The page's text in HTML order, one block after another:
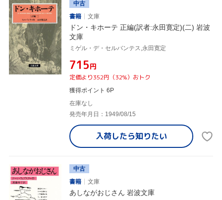
中古
書籍
文庫
ドン・キホーテ 正編(訳者:永田寛定)(二) 岩波
文庫
ミゲル・デ・セルバンテス,永田寛定
¥715円
定価より352円（32%）おトク
獲得ポイント 6P
在庫なし
発売年月日：1949/08/15
入荷したら知りたい
中古
書籍
文庫
あしながおじさん 岩波文庫